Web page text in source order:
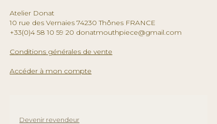
Atelier Donat
10 rue des Vernaies 74230 Thônes FRANCE
+33(0)4 58 10 59 20 donatmouthpiece@gmail.com
Conditions générales de vente
Accéder à mon compte
Devenir revendeur